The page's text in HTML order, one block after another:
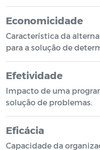
Economicidade
Característica da
para a solução de
Efetividade
Impacto de uma
solução de problemas.
Eficácia
Capacidade da